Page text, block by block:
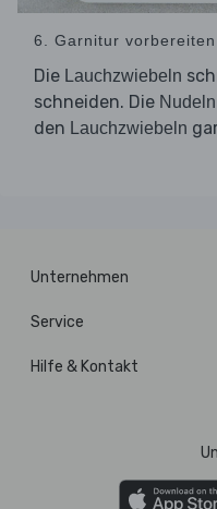
6. Garnitur vorbereiten
Die Lauchzwiebeln
schneiden. Die Nudeln
den Lauchzwiebeln
Unternehmen
Service
Hilfe & Kontakt